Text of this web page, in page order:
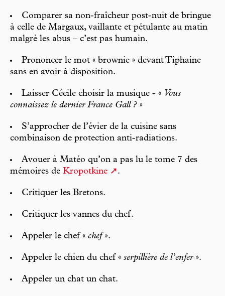
Comparer sa non-fraîcheur post-nuit de bringue
à celle de Margaux, vaillante et pétulante au matin
malgré les abus – c’est pas humain.
Prononcer le mot « brownie » devant Tiphaine
sans en avoir à disposition.
Laisser Cécile choisir la musique - « Vous
connaissez le dernier France Gall ? »
S’approcher de l’évier de la cuisine sans
combinaison de protection anti-radiations.
Avouer à Matéo qu’on a pas lu le tome 7 des
mémoires de Kropotkine .
Critiquer les Bretons.
Critiquer les vannes du chef.
Appeler le chef « chef ».
Appeler le chien du chef « serpillière de l’enfer ».
Appeler un chat un chat.